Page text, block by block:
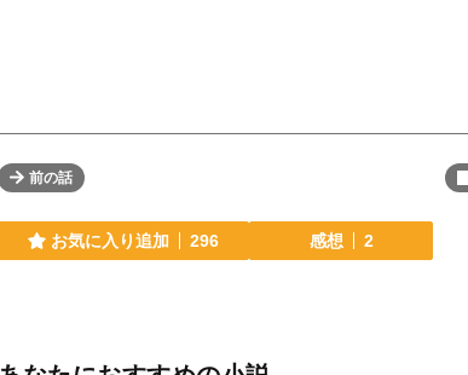
前の話
お気に入り追加 296 感想 2